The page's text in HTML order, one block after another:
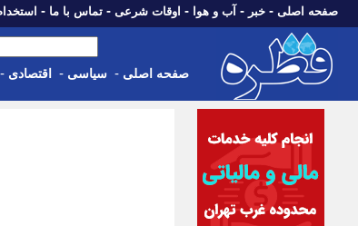
صفحه اصلی - خبر - آب و هوا - اوقات شرعی - تماس با ما -
صفحه اصلی - سیاسی - اقتصادی -